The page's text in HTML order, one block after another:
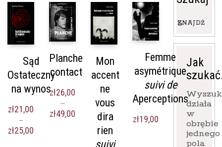
od
zł25,00
zł42,00
Sąd
Ostateczny
na wynos
zł21,00
–
zł25,00
Planche
contact
zł26,00
–
zł49,00
Mon
accent
ne
vous
dira
rien
suivi
Femme
asymétrique
suivi de
Aperceptions
zł19,00
Wyszukaj:
ZNAJDŹ
Jak
działa
w
obrębie
jednego
pola.